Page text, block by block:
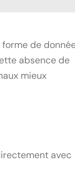
de
absence de
mieux
avec